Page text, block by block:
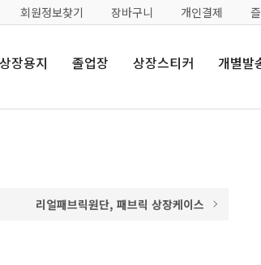
회원정보찾기 장바구니 개인결제
상장용지 졸업장 상장스티커 개별발
리얼패브릭원단, 패브릭 상장케이스